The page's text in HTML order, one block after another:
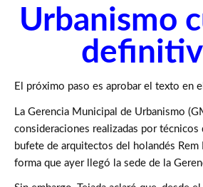
Urbanismo
El próximo paso es aprobar el texto en
La Gerencia Municipal de Urbanismo
consideraciones realizadas por técnicos
bufete de arquitectos del holandés
forma que ayer llegó la sede de la